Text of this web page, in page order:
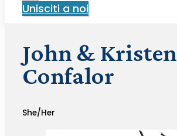
Unisciti a noi
John & Kristen
Confalor
She/Her